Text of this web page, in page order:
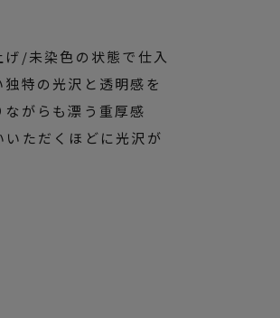
/未染色の状態で仕入
特の光沢と透明感を
がらも漂う重厚感
ただくほどに光沢が